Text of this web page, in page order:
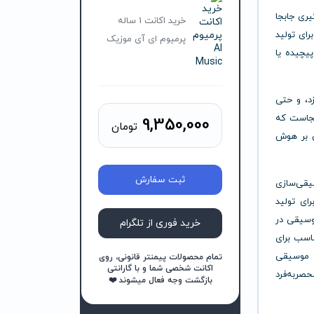
جابجا
تولید
یا
و حتی
که
بر هوش
تولید
در
برای
موسیقی
خرید اکانت 1 ساله
پرمیوم ای آی موزیک
9,350,000 تومان
ثبت سفارش
خرید فوری از تلگرام
تمام محصولات پیمنتر قانونی، روی
اکانت شخصی شما و با گارانتی
بازگشت وجه فعال میشوند ❤️